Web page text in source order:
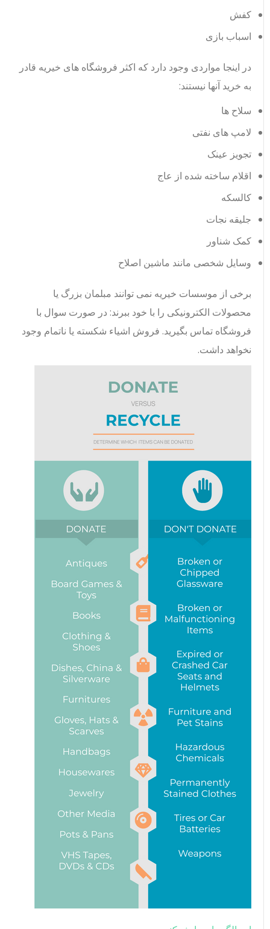
کفش
اسباب بازی
در اینجا مواردی وجود دارد که اکثر فروشگاه های خیریه قادر
به خرید آنها نیستند:
سلاح ها
لامپ های نفتی
تجویز عینک
اقلام ساخته شده از عاج
کالسکه
جلیقه نجات
کمک شناور
وسایل شخصی مانند ماشین اصلاح
برخی از موسسات خیریه نمی توانند مبلمان بزرگ یا
محصولات الکترونیکی را با خود ببرند: در صورت سوال با
فروشگاه تماس بگیرید. فروش اشیاء شکسته یا ناتمام وجود
نخواهد داشت.